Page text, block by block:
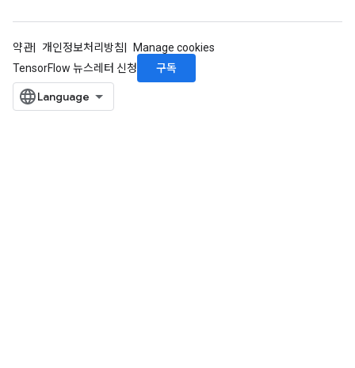
약관 개인정보처리방침
Manage cookies
TensorFlow 뉴스레터 신청
구독